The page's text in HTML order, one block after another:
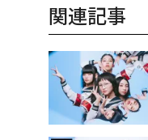
関連記事